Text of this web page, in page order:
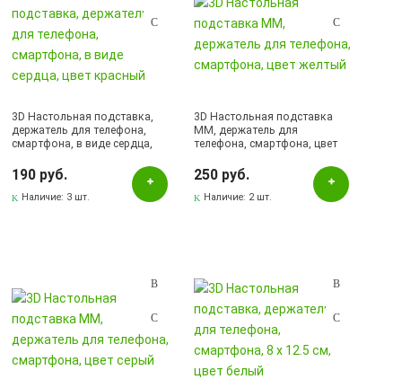
Розничная цена
Цвет
Пластик
Пурпурный
Рисунок
3D Настольная подставка,
держатель для телефона,
смартфона, в виде сердца,
190 руб.
Наличие: 3 шт.
3D Настольная подставка
ММ, держатель для
телефона, смартфона, цвет
250 руб.
Наличие: 2 шт.